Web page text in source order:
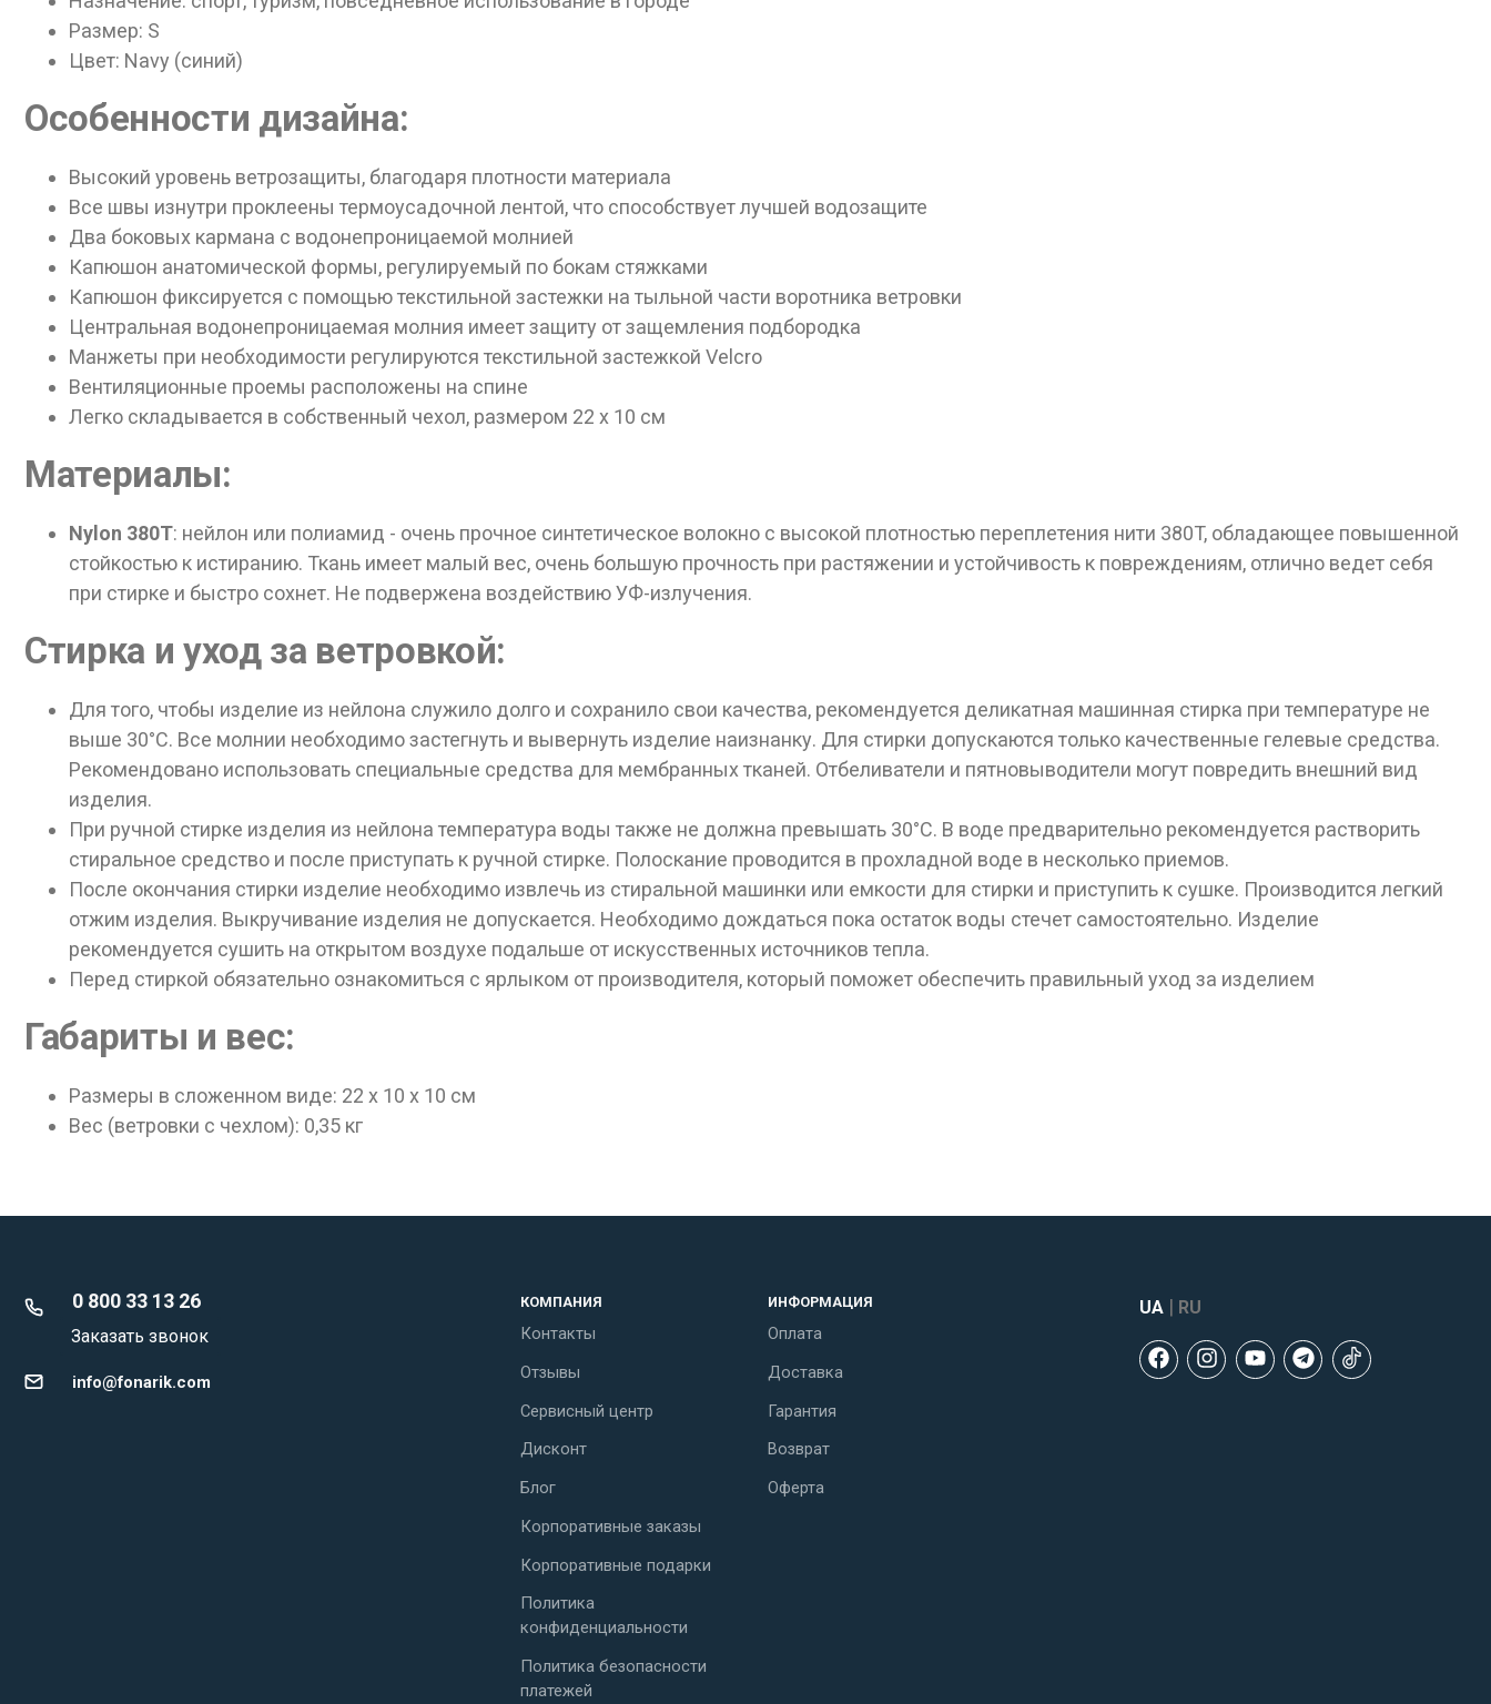
Размер: S
Цвет: Navy (синий)
Особенности дизайна:
Высокий уровень ветрозащиты, благодаря плотности материала
Все швы изнутри проклеены термоусадочной лентой, что способствует лучшей водозащите
Два боковых кармана с водонепроницаемой молнией
Капюшон анатомической формы, регулируемый по бокам стяжками
Капюшон фиксируется с помощью текстильной застежки на тыльной части воротника ветровки
Центральная водонепроницаемая молния имеет защиту от защемления подбородка
Манжеты при необходимости регулируются текстильной застежкой Velcro
Вентиляционные проемы расположены на спине
Легко складывается в собственный чехол, размером 22 х 10 см
Материалы:
Nylon 380T: нейлон или полиамид - очень прочное синтетическое волокно с высокой плотностью переплетения нити 380T, обладающее повышенной
стойкостью к истиранию. Ткань имеет малый вес, очень большую прочность при растяжении и устойчивость к повреждениям, отлично ведет себя
при стирке и быстро сохнет. Не подвержена воздействию УФ-излучения.
Стирка и уход за ветровкой:
Для того, чтобы изделие из нейлона служило долго и сохранило свои качества, рекомендуется деликатная машинная стирка при температуре не
выше 30°С. Все молнии необходимо застегнуть и вывернуть изделие наизнанку. Для стирки допускаются только качественные гелевые средства.
Рекомендовано использовать специальные средства для мембранных тканей. Отбеливатели и пятновыводители могут повредить внешний вид
изделия.
При ручной стирке изделия из нейлона температура воды также не должна превышать 30°С. В воде предварительно рекомендуется растворить
стиральное средство и после приступать к ручной стирке. Полоскание проводится в прохладной воде в несколько приемов.
После окончания стирки изделие необходимо извлечь из стиральной машинки или емкости для стирки и приступить к сушке. Производится легкий
отжим изделия. Выкручивание изделия не допускается. Необходимо дождаться пока остаток воды стечет самостоятельно. Изделие
рекомендуется сушить на открытом воздухе подальше от искусственных источников тепла.
Перед стиркой обязательно ознакомиться с ярлыком от производителя, который поможет обеспечить правильный уход за изделием
Габариты и вес:
Размеры в сложенном виде: 22 х 10 х 10 см
Вес (ветровки с чехлом): 0,35 кг
0 800 33 13 26
Заказать звонок
info@fonarik.com
КОМПАНИЯ
Контакты
Отзывы
Сервисный центр
Дисконт
Блог
Корпоративные заказы
Корпоративные подарки
Политика
конфиденциальности
Политика безопасности
платежей
ИНФОРМАЦИЯ
Оплата
Доставка
Гарантия
Возврат
Оферта
UA | RU